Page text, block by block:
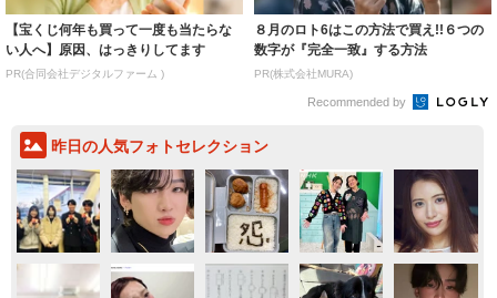
【宝くじ何年も買って一度も当たらな
い人へ】原因、はっきりしてます
PR(合同会社デジタルファーム )
８月のロト6はこの方法で買え!!６つの
数字が『完全一致』する方法
PR(株式会社MURA)
Recommended by
昨日の人気フォトセレクション